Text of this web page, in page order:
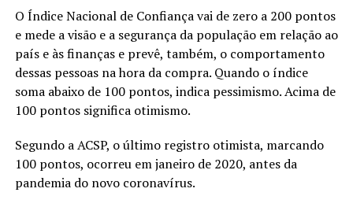
O Índice Nacional de Confiança vai de zero a 200 pontos
e mede a visão e a segurança da população em relação ao
país e às finanças e prevê, também, o comportamento
dessas pessoas na hora da compra. Quando o índice
soma abaixo de 100 pontos, indica pessimismo. Acima de
100 pontos significa otimismo.
Segundo a ACSP, o último registro otimista, marcando
100 pontos, ocorreu em janeiro de 2020, antes da
pandemia do novo coronavírus.